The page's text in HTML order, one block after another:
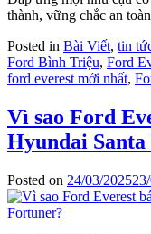
thành, vững chắc an
Posted in Bài Viết, tin
Ford Bình Triệu, Ford
ford everest mới nhất,
Vì sao Ford
Hyundai
Posted on 24/03/2025